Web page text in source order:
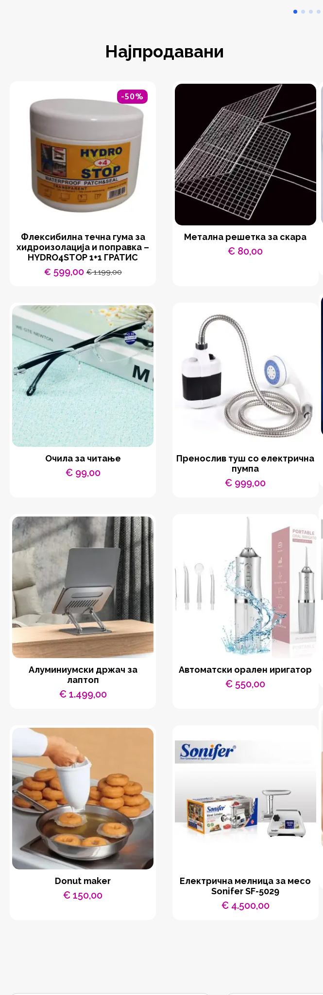
Најпродавани
-50%
Флексибилна течна гума за
хидроизолација и поправка –
HYDRO4STOP 1+1 ГРАТИС
€1.199,00
Original
€ 1.199,00.
€ 599,00Current
€ 599,00.
Метална решетка за скара
€ 80,00
Очила за читање
€99,00
Пренослив туш со електрична
пумпа
€ 999,00
Aлуминиумски држач за
лаптоп
€1.499,00
Автоматски орален иригатор
€ 550,00
Donut maker
€ 150,00
Eлектрична мелница за месо
Sonifer SF-5029
€4.500,00